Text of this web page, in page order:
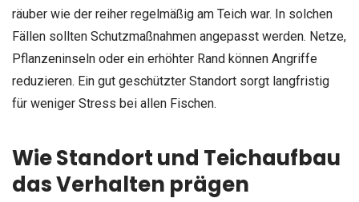
räuber wie der reiher regelmäßig am Teich war. In solchen
Fällen sollten Schutzmaßnahmen angepasst werden. Netze,
Pflanzeninseln oder ein erhöhter Rand können Angriffe
reduzieren. Ein gut geschützter Standort sorgt langfristig
für weniger Stress bei allen Fischen.
Wie Standort und Teichaufbau
das Verhalten prägen